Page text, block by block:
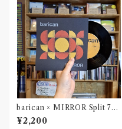
barican × MIRROR Split 7"
(DLコード付属)
¥2,200